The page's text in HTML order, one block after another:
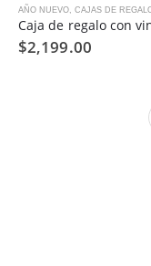
AÑO NUEVO, CAJAS DE
$2,199.00